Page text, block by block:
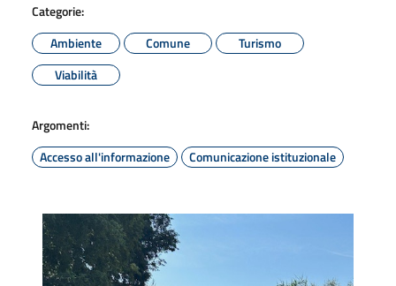
Categorie:
Ambiente
Comune
Turismo
Viabilità
Argomenti:
Accesso all'informazione
Comunicazione istituzionale